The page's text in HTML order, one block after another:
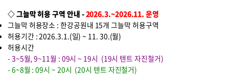
◇ 그늘막 허용 구역 안내 -2026.3.~2026.11. 운영
그늘막 허용장소 : 한강공원내 15개 그늘막 허용구역
허용기간 : 2026.3.1.(일) ~ 11. 30.(월)
허용시간
- 3~5월, 9~11월 : 09시 ~ 19시 (19시 텐트 자진철거)
- 6~8월 : 09시 ~ 20시 (20시 텐트 자진철거)